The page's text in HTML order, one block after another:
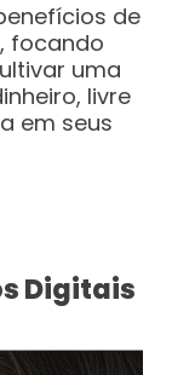
de
focando
uma
livre
em seus
Digitais